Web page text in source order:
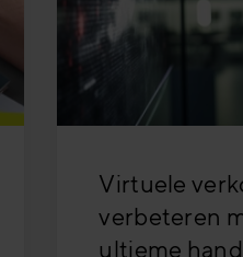
Virtuele
verbeteren
ultieme